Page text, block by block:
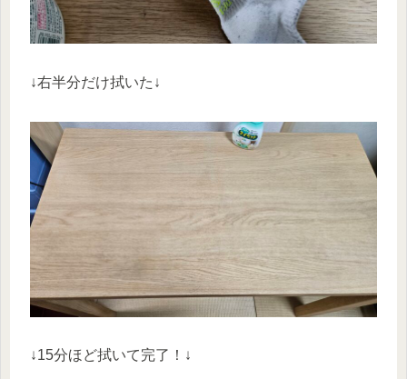
↓右半分だけ拭いた↓
↓15分ほど拭いて完了！↓